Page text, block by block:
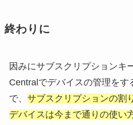
終わりに
因みにサブスクリプションキ
Centralでデバイスの管理をす
で、 サブスクリプションの割
デバイスは今まで通りの使い